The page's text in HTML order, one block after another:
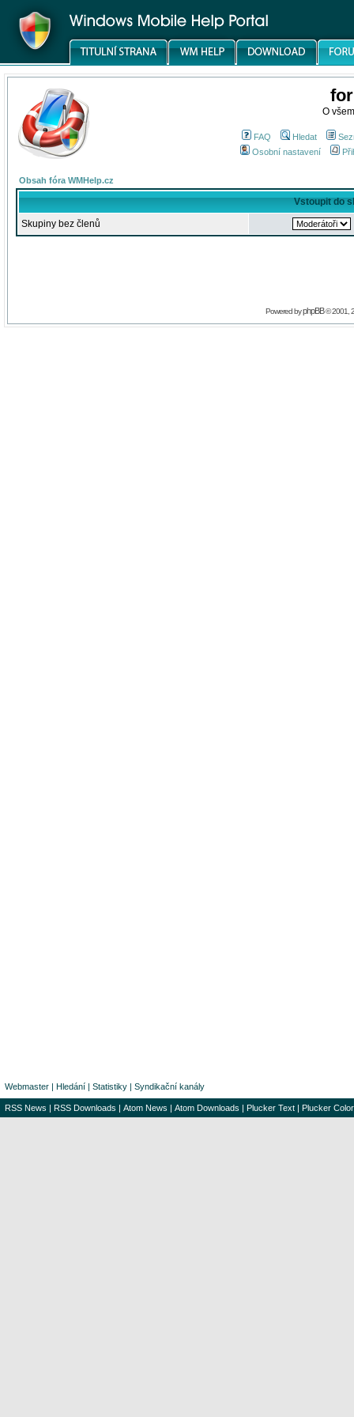
O
FAQ Hledat
Osobní nastavení
Obsah fóra WMHelp.cz
Vstoupit do
Skupiny bez členů
Powered byphpBB© 2001,
Webmaster | Hledání | Statistiky | Syndikační kanály
RSS News | RSS Downloads | Atom News | Atom Downloads | Plucker Text | Plucker Color